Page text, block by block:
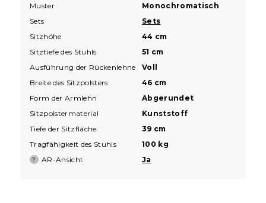
Muster
Monochromatisch
Sets
Sets
Sitzhöhe
44 cm
Sitztiefe des Stuhls
51 cm
Ausführung der Rückenlehne
Voll
Breite des Sitzpolsters
46 cm
Form der Armlehn
Abgerundet
Sitzpolstermaterial
Kunststoff
Tiefe der Sitzfläche
39 cm
Tragfähigkeit des Stuhls
100 kg
? AR-Ansicht Ja